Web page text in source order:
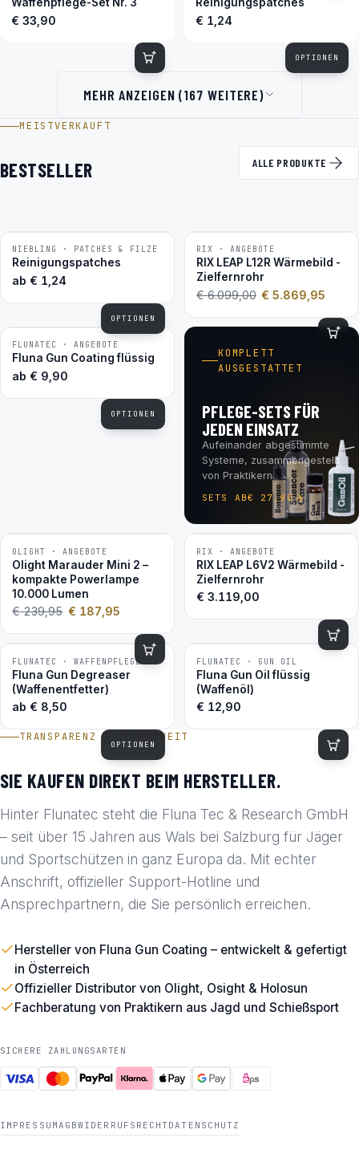
€ 33,90 € 1,24
OPTIONEN
MEHR ANZEIGEN (167 WEITERE)
MEISTVERKAUFT
BESTSELLER ALLE PRODUKTE
BESTSELLER
NIEBLING · PATCHES & FILZE
Reinigungspatches
ab € 1,24
OPTIONEN
−4 %
RIX · ANGEBOTE
RIX LEAP L12R Wärmebild -
Zielfernrohr
€6.099,00 € 5.869,95
BESTSELLER
FLUNATEC · ANGEBOTE
Fluna Gun Coating flüssig
ab € 9,90
OPTIONEN
KOMPLETT
AUSGESTATTET
PFLEGE-SETS FÜR
JEDEN EINSATZ
Aufeinander abgestimmte
Systeme, zusammengestellt
von Praktikern.
SETS AB€ 27,90
−22 %
OLIGHT · ANGEBOTE
Olight Marauder Mini 2 –
kompakte Powerlampe
10.000 Lumen
€239,95 € 187,95
RIX · ANGEBOTE
RIX LEAP L6V2 Wärmebild -
Zielfernrohr
€ 3.119,00
BESTSELLER
FLUNATEC · WAFFENPFLEGE
Fluna Gun Degreaser
(Waffenentfetter)
ab € 8,50
OPTIONEN
BESTSELLER
FLUNATEC · GUN OIL
Fluna Gun Oil flüssig
(Waffenöl)
€ 12,90
TRANSPARENZ & SICHERHEIT
SIE KAUFEN DIREKT BEIM HERSTELLER.
Hinter Flunatec steht die Fluna Tec & Research GmbH
– seit über 15 Jahren aus Wals bei Salzburg für Jäger
und Sportschützen in ganz Europa da. Mit echter
Anschrift, offizieller Support-Hotline und
Ansprechpartnern, die Sie persönlich erreichen.
Hersteller von Fluna Gun Coating – entwickelt & gefertigt
in Österreich
Offizieller Distributor von Olight, Osight & Holosun
Fachberatung von Praktikern aus Jagd und Schießsport
SICHERE ZAHLUNGSARTEN
IMPRESSUM AGBWIDERRUFSRECHT DATENSCHUTZ